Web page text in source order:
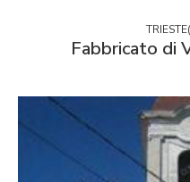
Fabbricato di